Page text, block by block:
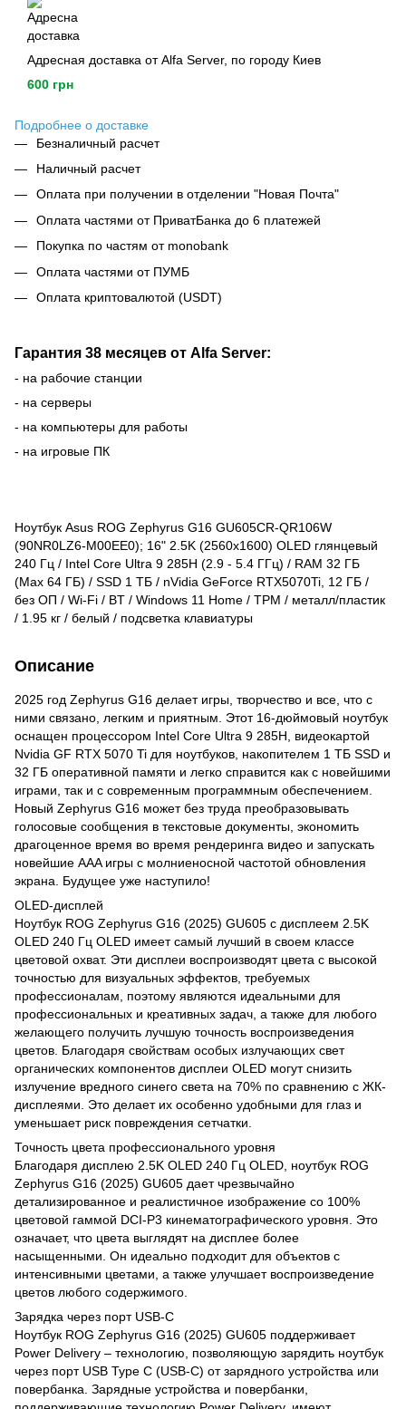
Адресная доставка от Alfa Server, по городу Киев
600 грн
Подробнее о доставке
Безналичный расчет
Наличный расчет
Оплата при получении в отделении "Новая Почта"
Оплата частями от ПриватБанка до 6 платежей
Покупка по частям от monobank
Оплата частями от ПУМБ
Оплата криптовалютой (USDT)
Гарантия 38 месяцев от Alfa Server:
- на рабочие станции
- на серверы
- на компьютеры для работы
- на игровые ПК
Ноутбук Asus ROG Zephyrus G16 GU605CR-QR106W
(90NR0LZ6-M00EE0); 16" 2.5K (2560х1600) OLED глянцевый
240 Гц / Intel Core Ultra 9 285H (2.9 - 5.4 ГГц) / RAM 32 ГБ
(Max 64 ГБ) / SSD 1 ТБ / nVidia GeForce RTX5070Ti, 12 ГБ /
без ОП / Wi-Fi / BT / Windows 11 Home / TPM / металл/пластик
/ 1.95 кг / белый / подсветка клавиатуры
Описание
2025 год Zephyrus G16 делает игры, творчество и все, что с
ними связано, легким и приятным. Этот 16-дюймовый ноутбук
оснащен процессором Intel Core Ultra 9 285H, видеокартой
Nvidia GF RTX 5070 Ti для ноутбуков, накопителем 1 ТБ SSD и
32 ГБ оперативной памяти и легко справится как с новейшими
играми, так и с современным программным обеспечением.
Новый Zephyrus G16 может без труда преобразовывать
голосовые сообщения в текстовые документы, экономить
драгоценное время во время рендеринга видео и запускать
новейшие AAA игры с молниеносной частотой обновления
экрана. Будущее уже наступило!
OLED-дисплей
Ноутбук ROG Zephyrus G16 (2025) GU605 с дисплеем 2.5K
OLED 240 Гц OLED имеет самый лучший в своем классе
цветовой охват. Эти дисплеи воспроизводят цвета с высокой
точностью для визуальных эффектов, требуемых
профессионалам, поэтому являются идеальными для
профессиональных и креативных задач, а также для любого
желающего получить лучшую точность воспроизведения
цветов. Благодаря свойствам особых излучающих свет
органических компонентов дисплеи OLED могут снизить
излучение вредного синего света на 70% по сравнению с ЖК-
дисплеями. Это делает их особенно удобными для глаз и
уменьшает риск повреждения сетчатки.
Точность цвета профессионального уровня
Благодаря дисплею 2.5K OLED 240 Гц OLED, ноутбук ROG
Zephyrus G16 (2025) GU605 дает чрезвычайно
детализированное и реалистичное изображение со 100%
цветовой гаммой DCI-P3 кинематографического уровня. Это
означает, что цвета выглядят на дисплее более
насыщенными. Он идеально подходит для объектов с
интенсивными цветами, а также улучшает воспроизведение
цветов любого содержимого.
Зарядка через порт USB-C
Ноутбук ROG Zephyrus G16 (2025) GU605 поддерживает
Power Delivery – технологию, позволяющую зарядить ноутбук
через порт USB Type C (USB-C) от зарядного устройства или
повербанка. Зарядные устройства и повербанки,